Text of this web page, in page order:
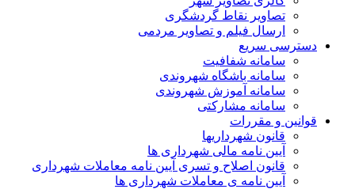
تصاویر نقاط گردشگری
ارسال فیلم و تصاویر مردمی
دسترسی سریع
سامانه شفافیت
سامانه باشگاه شهروندی
سامانه آموزش شهروندی
سامانه مشارکتی
قوانین و مقررات
قانون شهرداریها
آیین نامه مالی شهرداری ها
قانون اصلاح و تسری آیین نامه معاملات شهرداری
آیین نامه ی معاملات شهرداری ها